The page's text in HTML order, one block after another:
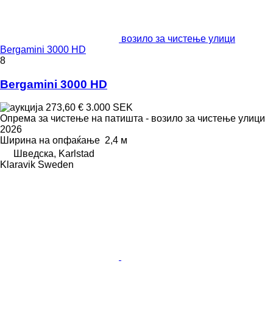
возило за чистење улици
Bergamini 3000 HD
8
Bergamini 3000 HD
273,60 € 3.000 SEK
Опрема за чистење на патишта - возило за чистење улици
2026
Ширина на опфаќање 2,4 м
Шведска, Karlstad
Klaravik Sweden